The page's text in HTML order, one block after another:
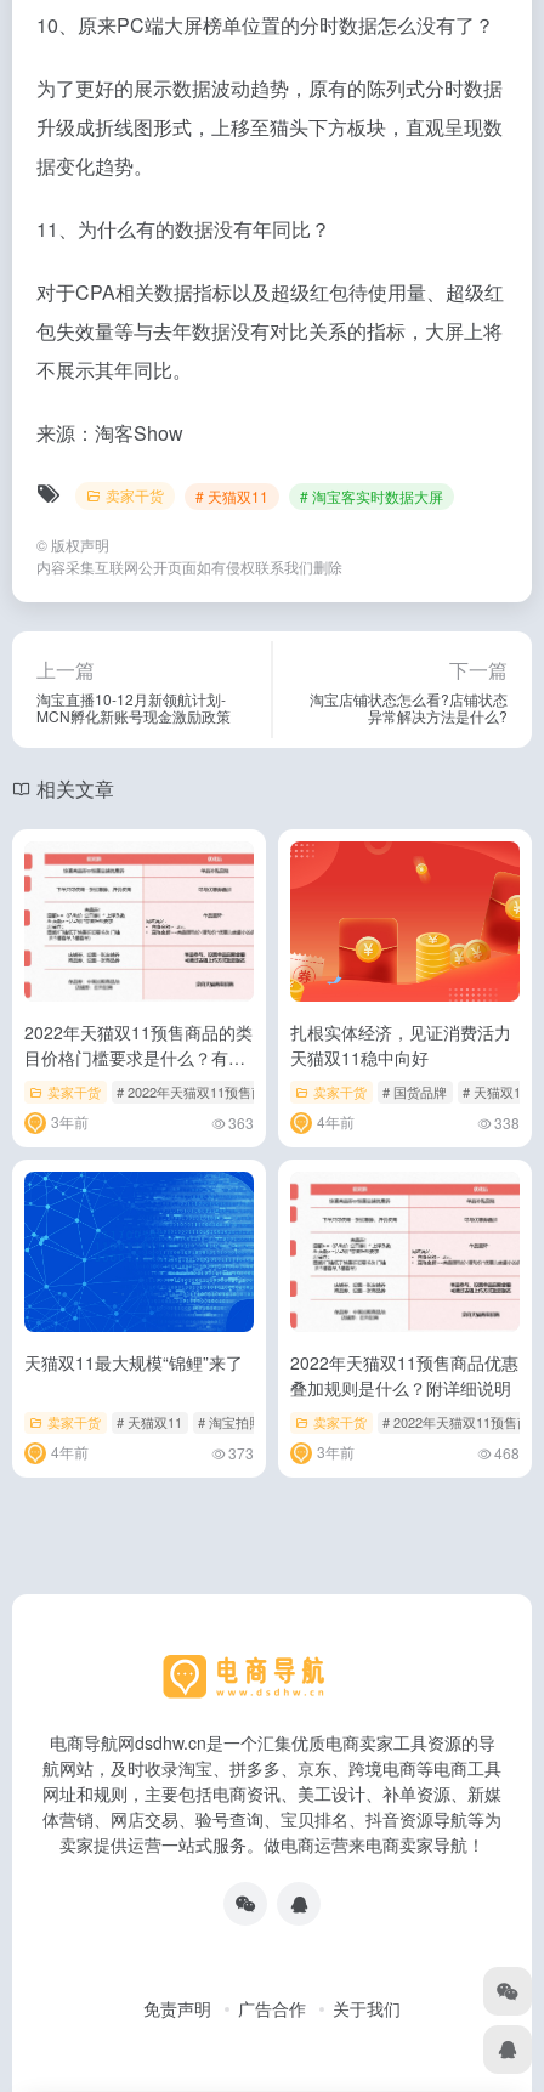
10、原来PC端大屏榜单位置的分时数据怎么没有了？
为了更好的展示数据波动趋势，原有的陈列式分时数据
升级成折线图形式，上移至猫头下方板块，直观呈现数
据变化趋势。
11、为什么有的数据没有年同比？
对于CPA相关数据指标以及超级红包待使用量、超级红
包失效量等与去年数据没有对比关系的指标，大屏上将
不展示其年同比。
来源：淘客Show
卖家干货 # 天猫双11 # 淘宝客实时数据大屏
© 版权声明
内容采集互联网公开页面如有侵权联系我们删除
上一篇
淘宝直播10-12月新领航计划-
MCN孵化新账号现金激励政策
下一篇
淘宝店铺状态怎么看?店铺状态
异常解决方法是什么?
相关文章
2022年天猫双11预售商品的类
目价格门槛要求是什么？有哪
些活动规则？
卖家干货 # 2022年天猫双11预售商品的类目价格门槛要求是什么 # 天猫双11
3年前 363
扎根实体经济，见证消费活力
天猫双11稳中向好
卖家干货 # 国货品牌 # 天猫双11
4年前 338
天猫双11最大规模“锦鲤”来了
卖家干货 # 天猫双11 # 淘宝拍照 # 锦鲤活动
4年前 373
2022年天猫双11预售商品优惠
叠加规则是什么？附详细说明
卖家干货 # 2022年天猫双11预售商
3年前 468
电商导航网dsdhw.cn是一个汇集优质电商卖家工具资源的导
航网站，及时收录淘宝、拼多多、京东、跨境电商等电商工具
网址和规则，主要包括电商资讯、美工设计、补单资源、新媒
体营销、网店交易、验号查询、宝贝排名、抖音资源导航等为
卖家提供运营一站式服务。做电商运营来电商卖家导航！
免责声明 广告合作 关于我们